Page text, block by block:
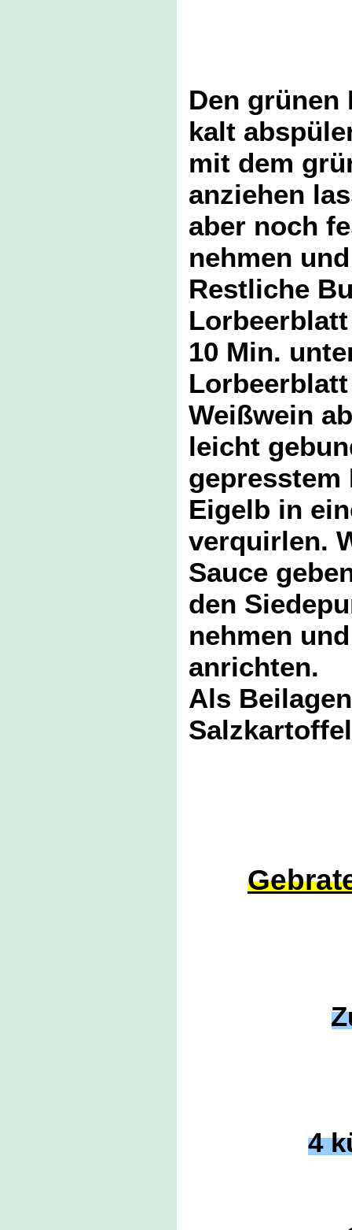
Den grünen
kalt
mit dem
anziehen
aber noch
nehmen
Restliche
10 Min.
Weißwein
leicht
gepresstem
Eigelb in
verquirlen.
Sauce
den
nehmen
anrichten.
Als
4